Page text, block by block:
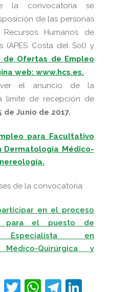
la convocatoria se
de las personas
Humanos de
(APES Costa del Sol) y
de Ofertas de Empleo
web: www.hcs.es.
el anuncio de la
límite de recepción de
de Junio de 2017.
para Facultativo
Dermatología Médico-
de la convocatoria:
en el proceso
para el puesto de
Especialista en
Médico-Quirúrgica y
Facebook
Twitter
WhatsApp